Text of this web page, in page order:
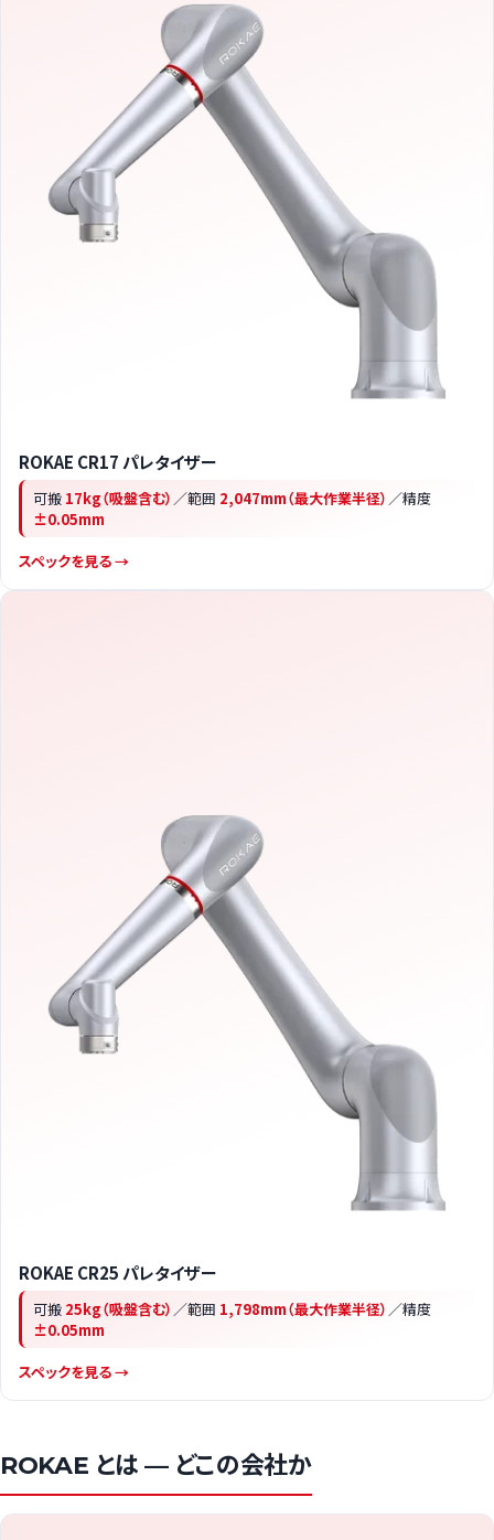
ROKAE CR17 パレタイザー
可搬 17kg（吸盤含む） ／範囲 2,047mm（最大作業半径） ／精度
±0.05mm
スペックを見る →
ROKAE CR25 パレタイザー
可搬 25kg（吸盤含む） ／範囲 1,798mm（最大作業半径） ／精度
±0.05mm
スペックを見る →
ROKAE とは — どこの会社か